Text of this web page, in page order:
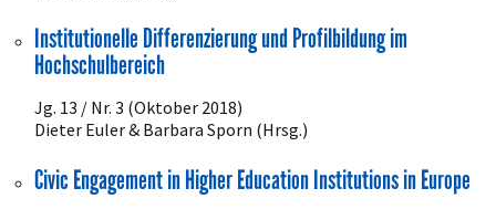
Institutionelle Differenzierung und Profilbildung im
Hochschulbereich
Jg. 13 / Nr. 3 (Oktober 2018)
Dieter Euler & Barbara Sporn (Hrsg.)
Civic Engagement in Higher Education Institutions in Europe